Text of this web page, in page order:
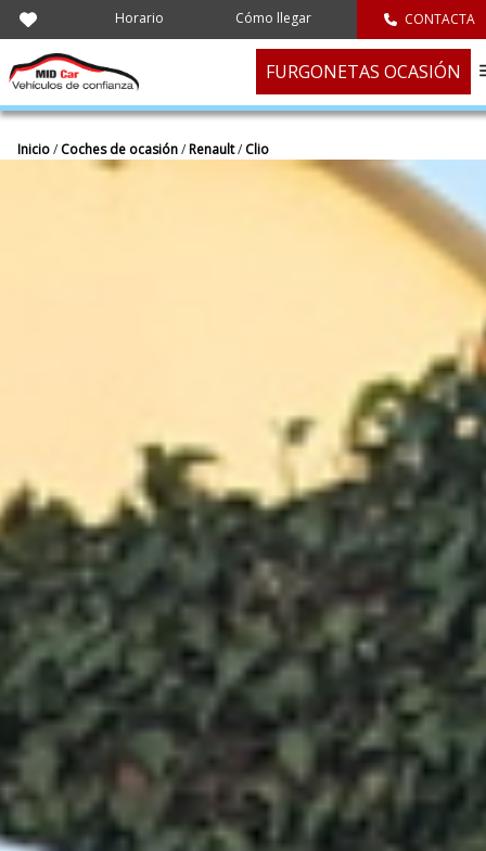
Horario Cómo llegar CONTACTA
FURGONETAS OCASIÓN
Inicio/ Coches de ocasión/Renault/ Clio